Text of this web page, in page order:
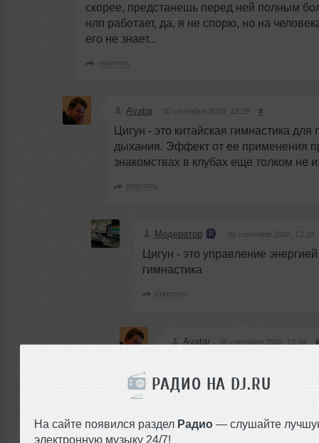
РАДИО НА DJ.RU
На сайте появился раздел Радио — слушайте
электронную музыку 24/7!
скорее, предстанешь перед ней полным
нлп работает, да, я не спорю, но на
его не знает...
ответить
Avatar 30 сентября 2008, 12:29 #
Цигун - это китайская гимнастика для
дыхания. Эффект от ее применения
знакомствах в клубах еще толком не
ответить
Модератор 30 сентября 2008, 13:18
Цигун - это управление
гимнастика
ответить
Avatar 30 сентября 2008, 13:24 #
упражнений и дыхания,
совсем точным.